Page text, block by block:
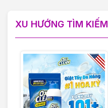
XU HƯỚNG TÌM KIẾM